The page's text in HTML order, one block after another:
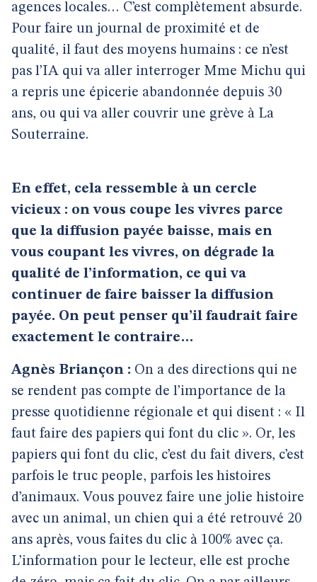
agences locales… C’est complètement absurde.
Pour faire un journal de proximité et de
qualité, il faut des moyens humains : ce n’est
pas l’IA qui va aller interroger Mme Michu qui
a repris une épicerie abandonnée depuis 30
ans, ou qui va aller couvrir une grève à La
Souterraine.
En effet, cela ressemble à un cercle
vicieux : on vous coupe les vivres parce
que la diffusion payée baisse, mais en
vous coupant les vivres, on dégrade la
qualité de l’information, ce qui va
continuer de faire baisser la diffusion
payée. On peut penser qu’il faudrait faire
exactement le contraire…
Agnès Briançon : On a des directions qui ne
se rendent pas compte de l’importance de la
presse quotidienne régionale et qui disent : « Il
faut faire des papiers qui font du clic ». Or, les
papiers qui font du clic, c’est du fait divers, c’est
parfois le truc people, parfois les histoires
d’animaux. Vous pouvez faire une jolie histoire
avec un animal, un chien qui a été retrouvé 20
ans après, vous faites du clic à 100% avec ça.
L’information pour le lecteur, elle est proche